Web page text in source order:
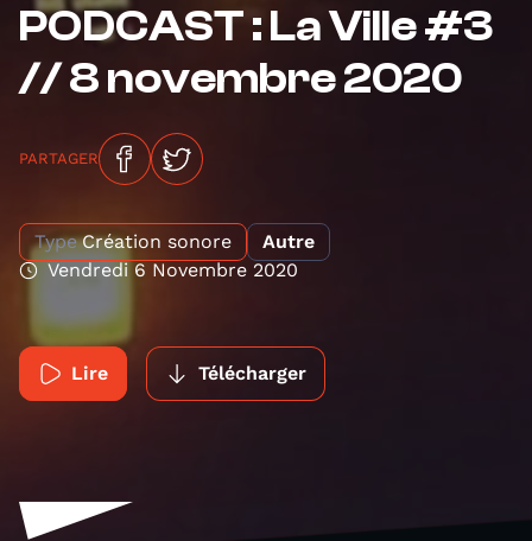
PODCAST : La Ville #3
// 8 novembre 2020
PARTAGER
Type Création sonore
Autre
Vendredi 6 Novembre 2020
Lire Télécharger